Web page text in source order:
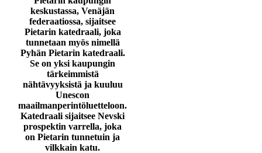
keskustassa, Venäjän
federaatiossa, sijaitsee
Pietarin katedraali, joka
tunnetaan myös nimellä
Pyhän Pietarin katedraali.
Se on yksi kaupungin
tärkeimmistä
nähtävyyksistä ja kuuluu
Unescon
maailmanperintöluetteloon.
Katedraali sijaitsee Nevski
prospektin varrella, joka
on Pietarin tunnetuin ja
vilkkain katu.